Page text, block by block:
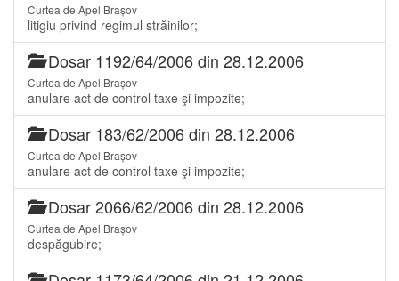
Curtea de Apel Brașov
litigiu privind regimul străinilor;
Dosar 1192/64/2006 din 28.12.2006
Curtea de Apel Brașov
anulare act de control taxe şi impozite;
Dosar 183/62/2006 din 28.12.2006
Curtea de Apel Brașov
anulare act de control taxe şi impozite;
Dosar 2066/62/2006 din 28.12.2006
Curtea de Apel Brașov
despăgubire;